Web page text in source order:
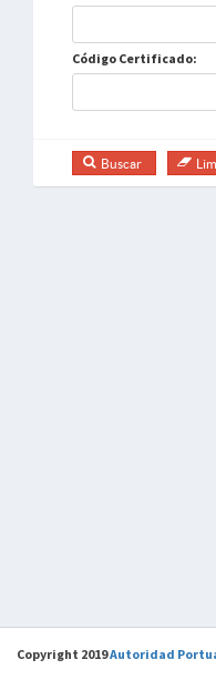
Código Certificado:
Buscar
Copyright 2019Autoridad